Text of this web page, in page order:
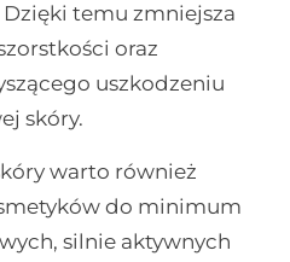
temu zmniejsza
oraz
uszkodzeniu
skóry.
warto również
do minimum
silnie aktywnych